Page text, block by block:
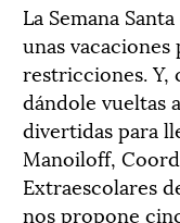
La Semana
unas
restricciones. Y,
dándole vueltas
divertidas para
Manoiloff,
Extraescolares
nos propone